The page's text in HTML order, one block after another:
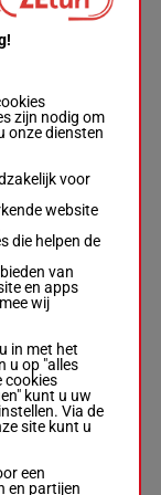
zijn nodig om
onze diensten
voor
website
die helpen de
van
en apps
wij
in met het
u op "alles
cookies
kunt u uw
Via de
site kunt u
een
en partijen